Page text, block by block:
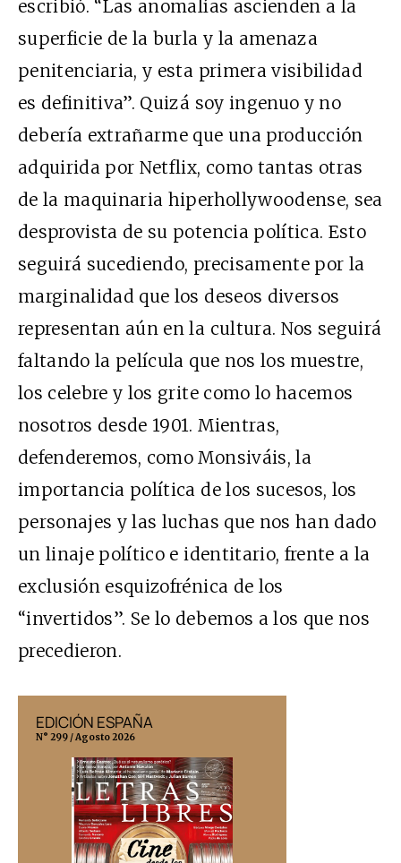
escribió. “Las anomalías ascienden a la
superficie de la burla y la amenaza
penitenciaria, y esta primera visibilidad
es definitiva”. Quizá soy ingenuo y no
debería extrañarme que una producción
adquirida por Netflix, como tantas otras
de la maquinaria hiperhollywoodense, sea
desprovista de su potencia política. Esto
seguirá sucediendo, precisamente por la
marginalidad que los deseos diversos
representan aún en la cultura. Nos seguirá
faltando la película que nos los muestre,
los celebre y los grite como lo hacemos
nosotros desde 1901. Mientras,
defenderemos, como Monsiváis, la
importancia política de los sucesos, los
personajes y las luchas que nos han dado
un linaje político e identitario, frente a la
exclusión esquizofrénica de los
“invertidos”. Se lo debemos a los que nos
precedieron.
EDICIÓN ESPAÑA
N° 299 / Agosto 2026